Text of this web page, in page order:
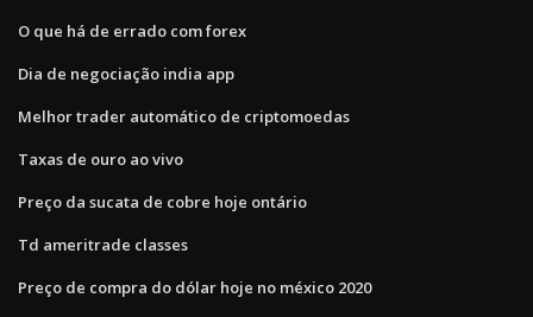
O que há de errado com forex
Dia de negociação india app
Melhor trader automático de criptomoedas
Taxas de ouro ao vivo
Preço da sucata de cobre hoje ontário
Td ameritrade classes
Preço de compra do dólar hoje no méxico 2020